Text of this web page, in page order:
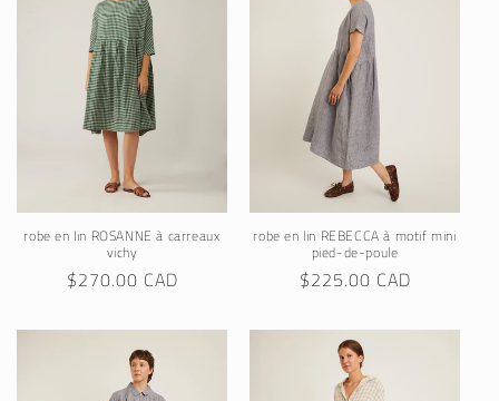
robe en lin ROSANNE à carreaux
vichy
Regular
$270.00 CAD
robe en lin REBECCA à motif mini
pied-de-poule
Regular
$225.00 CAD